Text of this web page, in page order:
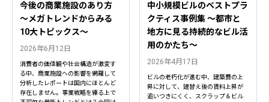
今後の商業施設のあり方
〜メガトレンドからみる
10大トピックス〜
2026年6月12日
消費者の価値観や社会構造が激変す
る中、商業施設への影響を網羅して
分析したレポートは国内にほとんど
存在しません。事業戦略を練る上で
中小規模ビルのベストプラ
クティス事例集 ～都市と
地方に見る持続的なビル活
用のかたち～
2026年4月17日
ビルの老朽化が進む中、建築費の上
昇に対して、建替え後の賃料上昇が
追いつきにくく、スクラップ＆ビル